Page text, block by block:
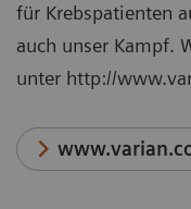
für Krebspatienten
auch unser Kampf.
unter http://